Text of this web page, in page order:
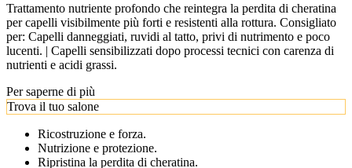
Trattamento nutriente profondo che reintegra la perdita di cheratina
per capelli visibilmente più forti e resistenti alla rottura. Consigliato
per: Capelli danneggiati, ruvidi al tatto, privi di nutrimento e poco
lucenti. | Capelli sensibilizzati dopo processi tecnici con carenza di
nutrienti e acidi grassi.
Per saperne di più
Trova il tuo salone
Ricostruzione e forza.
Nutrizione e protezione.
Ripristina la perdita di cheratina.